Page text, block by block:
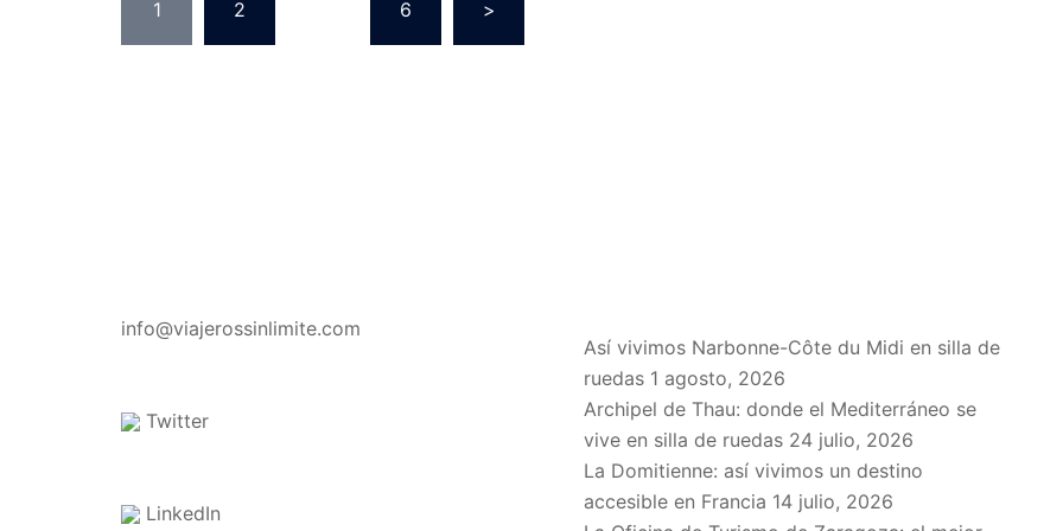
1 2 6 >
info@viajerossinlimite.com
Twitter
LinkedIn
Así vivimos Narbonne-Côte du Midi en silla de
ruedas 1 agosto, 2026
Archipel de Thau: donde el Mediterráneo se
vive en silla de ruedas 24 julio, 2026
La Domitienne: así vivimos un destino
accesible en Francia 14 julio, 2026